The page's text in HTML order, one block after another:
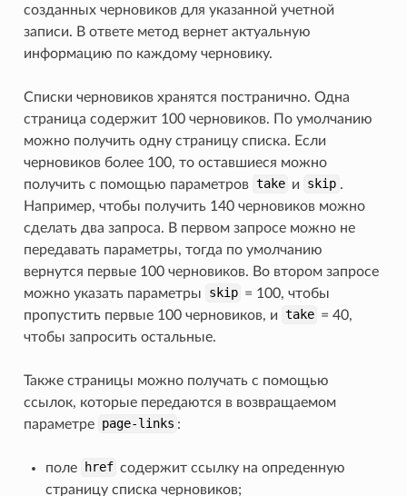
созданных черновиков для указанной учетной
записи. В ответе метод вернет актуальную
информацию по каждому черновику.
Списки черновиков хранятся постранично. Одна
страница содержит 100 черновиков. По умолчанию
можно получить одну страницу списка. Если
черновиков более 100, то оставшиеся можно
получить с помощью параметров take и skip .
Например, чтобы получить 140 черновиков можно
сделать два запроса. В первом запросе можно не
передавать параметры, тогда по умолчанию
вернутся первые 100 черновиков. Во втором запросе
можно указать параметры
skip = 100, чтобы
пропустить первые 100 черновиков, и take = 40,
чтобы запросить остальные.
Также страницы можно получать с помощью
ссылок, которые передаются в возвращаемом
параметре page-links :
поле href содержит ссылку на опреденную
страницу списка черновиков;